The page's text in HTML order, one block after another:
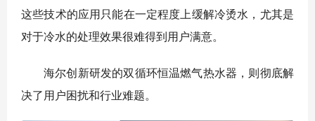
这些技术的应用只能在一定程度上缓解冷烫水，尤其是
对于冷水的处理效果很难得到用户满意。
海尔创新研发的双循环恒温燃气热水器，则彻底解
决了用户困扰和行业难题。